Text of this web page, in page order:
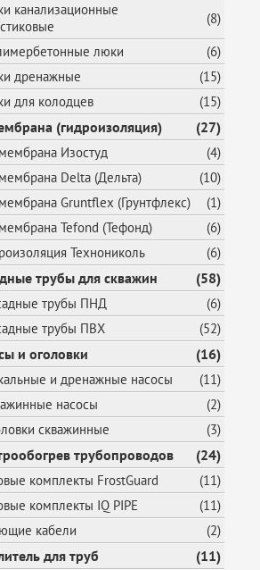
канализационные
(8)
люки
(6)
дренажные
(15)
для колодцев
(15)
(гидроизоляция) (27)
Изостуд
(4)
Delta (Дельта)
(10)
Gruntflex (Грунтфлекс)
(1)
Tefond (Тефонд)
(6)
Технониколь
(6)
трубы для скважин (58)
трубы ПНД
(6)
трубы ПВХ
(52)
и оголовки (16)
и дренажные насосы
(11)
насосы
(2)
скважинные
(3)
трубопроводов (24)
комплекты FrostGuard
(11)
комплекты IQ PIPE
(11)
кабели
(2)
для труб (11)